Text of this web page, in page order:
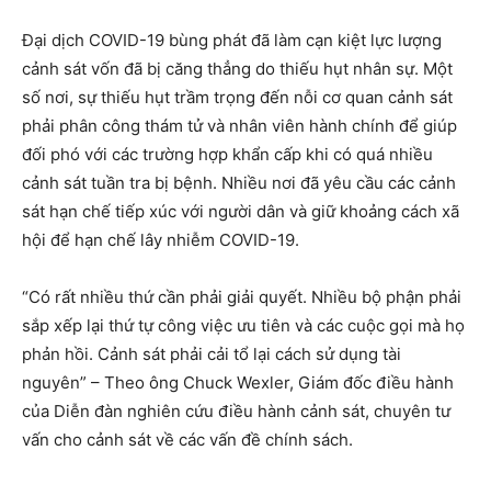
Đại dịch COVID-19 bùng phát đã làm cạn kiệt lực lượng
cảnh sát vốn đã bị căng thẳng do thiếu hụt nhân sự. Một
số nơi, sự thiếu hụt trầm trọng đến nỗi cơ quan cảnh sát
phải phân công thám tử và nhân viên hành chính để giúp
đối phó với các trường hợp khẩn cấp khi có quá nhiều
cảnh sát tuần tra bị bệnh. Nhiều nơi đã yêu cầu các cảnh
sát hạn chế tiếp xúc với người dân và giữ khoảng cách xã
hội để hạn chế lây nhiễm COVID-19.
“Có rất nhiều thứ cần phải giải quyết. Nhiều bộ phận phải
sắp xếp lại thứ tự công việc ưu tiên và các cuộc gọi mà họ
phản hồi. Cảnh sát phải cải tổ lại cách sử dụng tài
nguyên” – Theo ông Chuck Wexler, Giám đốc điều hành
của Diễn đàn nghiên cứu điều hành cảnh sát, chuyên tư
vấn cho cảnh sát về các vấn đề chính sách.